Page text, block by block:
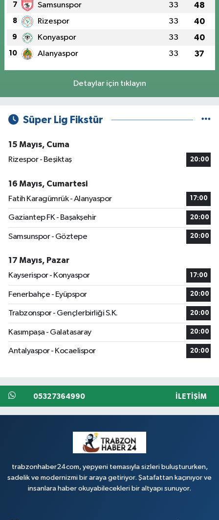
7 Samsunspor 33 48
8 Rizespor 33 40
9 Konyaspor 33 40
10 Alanyaspor 33 37
Detaylar için tıklayın
Süper Lig Fikstür
15 Mayıs, Cuma
Rizespor - Beşiktaş
20:00
16 Mayıs, Cumartesi
Fatih Karagümrük - Alanyaspor
17:00
Gaziantep FK - Başakşehir 20:00
Samsunspor - Göztepe 20:00
17 Mayıs, Pazar
Kayserispor - Konyaspor
17:00
Fenerbahçe - Eyüpspor 20:00
Trabzonspor - Gençlerbirliği S.K. 20:00
Kasımpaşa - Galatasaray 20:00
Antalyaspor - Kocaelispor 20:00
05327364990 İLETIŞIM
trabzonhaber24com, yepyeni temasıyla sizleri buluştururken,
sadelik ve modernizmi bir araya getiriyor. Şatafattan kaçınıyor ve
insanlara haber okuyabilecekleri bir altyapı sunuyor.